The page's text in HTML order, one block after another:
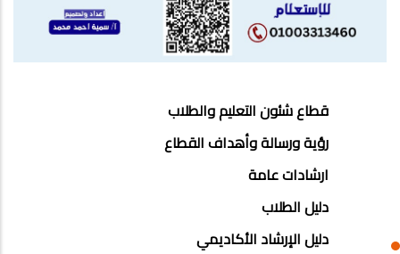
EDUCATION
STUDENT
AFFAIRS
SECTOR
قطاع شئون التعليم والطلاب
رؤية ورسالة وأهداف القطاع
ارشادات عامة
دليل الطلاب
دليل الإرشاد الأكاديمي